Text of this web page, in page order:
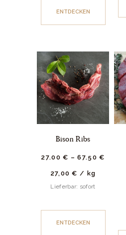
ENTDECKEN
Bison Ribs
27.00 € –67.50 €
27,00€ / kg
Lieferbar: sofort
ENTDECKEN